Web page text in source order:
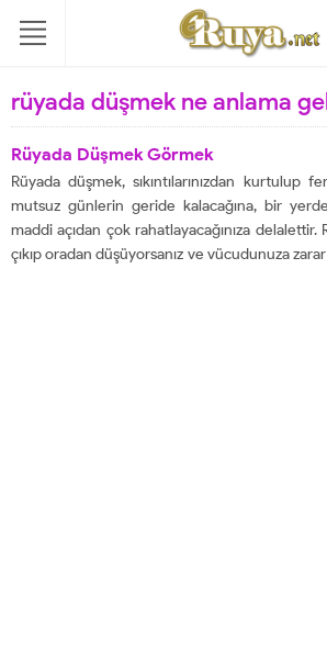
rüyada düşmek ne anlama
Rüyada Düşmek Görmek
Rüyada düşmek, sıkıntılarınızdan kurtulup
mutsuz günlerin geride kalacağına, bir
maddi açıdan çok rahatlayacağınıza
çıkıp oradan düşüyorsanız ve vücudunuza